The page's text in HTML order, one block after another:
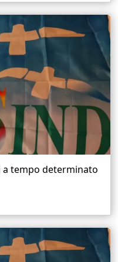
tempo determinato